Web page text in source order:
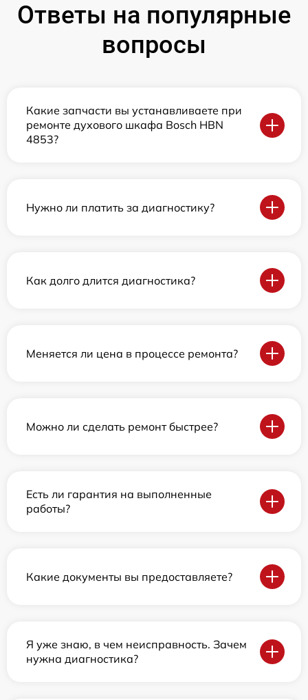
Ответы на популярные
вопросы
Какие запчасти вы устанавливаете при
ремонте духового шкафа Bosch HBN
4853?
Нужно ли платить за диагностику?
Как долго длится диагностика?
Меняется ли цена в процессе ремонта?
Можно ли сделать ремонт быстрее?
Есть ли гарантия на выполненные
работы?
Какие документы вы предоставляете?
Я уже знаю, в чем неисправность. Зачем
нужна диагностика?